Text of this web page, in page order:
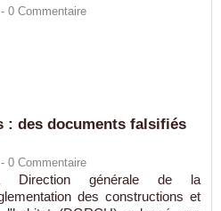
0 Commentaire
: des documents falsifiés
0 Commentaire
Direction générale de la
des constructions et